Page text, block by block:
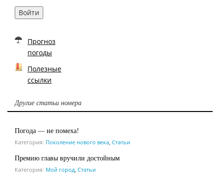
Войти
Прогноз
погоды
Полезные
ссылки
Другие статьи номера
Погода — не помеха!
Категория: Поколение нового века, Статьи
Премию главы вручили достойным
Категория: Мой город, Статьи